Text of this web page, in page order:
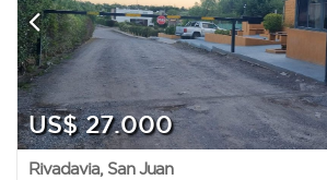
US$ 27.000
Rivadavia, San Juan